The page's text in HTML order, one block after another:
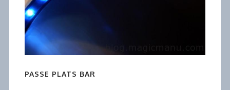
PASSE PLATS BAR